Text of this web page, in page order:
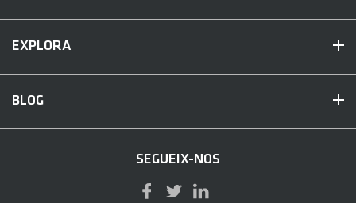
EXPLORA
BLOG
SEGUEIX-NOS